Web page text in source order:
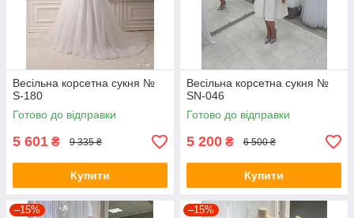
Весільна корсетна сукня №
S-180
Готово до відправки
5 601 ₴ 9 335 ₴
Купити
Весільна корсетна сукня №
SN-046
Готово до відправки
5 200 ₴ 6 500 ₴
Купити
–15% –15%